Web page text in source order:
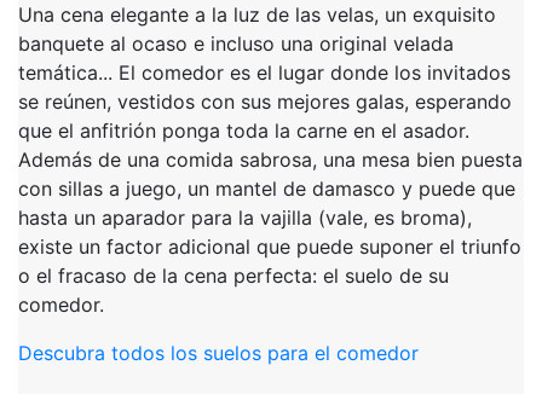
Una cena elegante a la luz de las velas, un exquisito
banquete al ocaso e incluso una original velada
temática... El comedor es el lugar donde los invitados
se reúnen, vestidos con sus mejores galas, esperando
que el anfitrión ponga toda la carne en el asador.
Además de una comida sabrosa, una mesa bien puesta
con sillas a juego, un mantel de damasco y puede que
hasta un aparador para la vajilla (vale, es broma),
existe un factor adicional que puede suponer el triunfo
o el fracaso de la cena perfecta: el suelo de su
comedor.
Descubra todos los suelos para el comedor